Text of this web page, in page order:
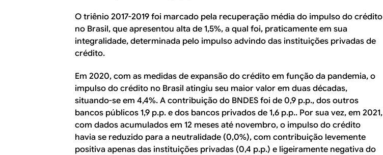
O triênio 2017-2019 foi marcado pela recuperação média do impulso do crédito
no Brasil, que apresentou alta de 1,5%, a qual foi, praticamente em sua
integralidade, determinada pelo impulso advindo das instituições privadas de
crédito.
Em 2020, com as medidas de expansão do crédito em função da pandemia, o
impulso do crédito no Brasil atingiu seu maior valor em duas décadas,
situando-se em 4,4%. A contribuição do BNDES foi de 0,9 p.p., dos outros
bancos públicos 1,9 p.p. e dos bancos privados de 1,6 p.p.. Por sua vez, em 2021,
com dados acumulados em 12 meses até novembro, o impulso do crédito
havia se reduzido para a neutralidade (0,0%), com contribuição levemente
positiva apenas das instituições privadas (0,4 p.p.) e ligeiramente negativa do